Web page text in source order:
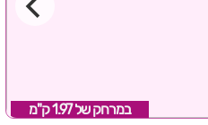
במרחק של1.97 ק"מ